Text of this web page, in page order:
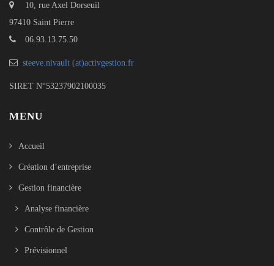
10, rue Axel Dorseuil
97410 Saint Pierre
06.93.13.75.50
steeve.nivault (at)activgestion.fr
SIRET N°53237902100035
MENU
Accueil
Création d’entreprise
Gestion financière
Analyse financière
Contrôle de Gestion
Prévisionnel